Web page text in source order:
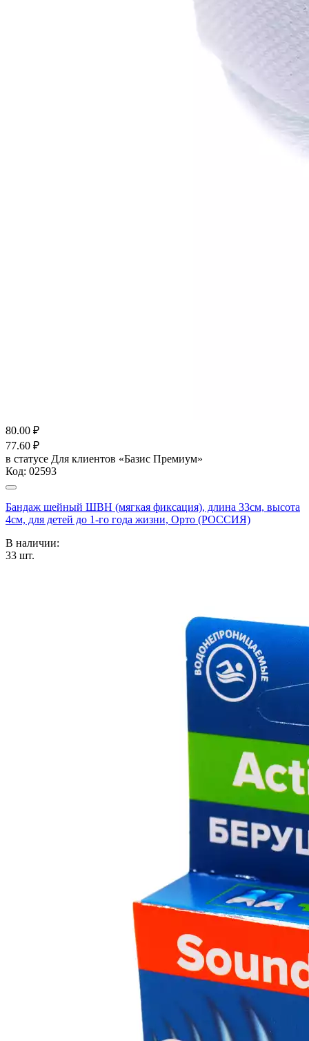
80.00 ₽
77.60 ₽
в статусе Для клиентов «Базис Премиум»
Код: 02593
Бандаж шейный ШВН (мягкая фиксация), длина 33см, высота
4см, для детей до 1-го года жизни, Орто (РОССИЯ)
В наличии:
33 шт.